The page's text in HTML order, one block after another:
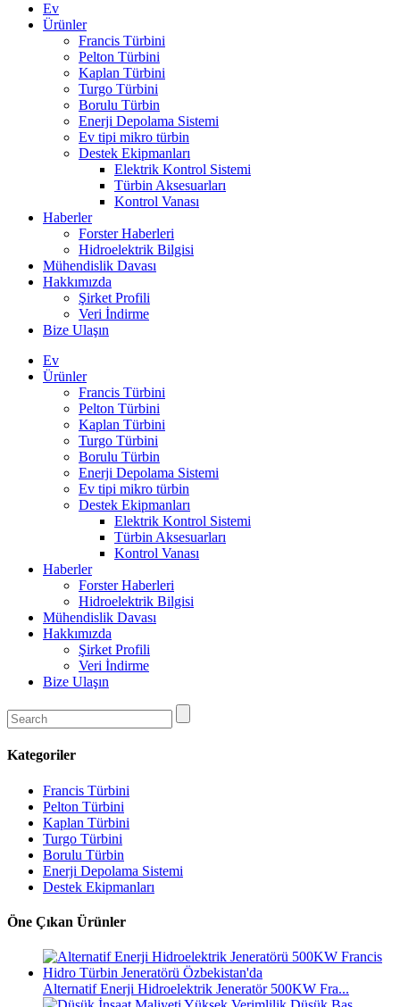
Ev
Ürünler
Francis Türbini
Pelton Türbini
Kaplan Türbini
Turgo Türbini
Borulu Türbin
Enerji Depolama Sistemi
Ev tipi mikro türbin
Destek Ekipmanları
Elektrik Kontrol Sistemi
Türbin Aksesuarları
Kontrol Vanası
Haberler
Forster Haberleri
Hidroelektrik Bilgisi
Mühendislik Davası
Hakkımızda
Şirket Profili
Veri İndirme
Bize Ulaşın
Ev
Ürünler
Francis Türbini
Pelton Türbini
Kaplan Türbini
Turgo Türbini
Borulu Türbin
Enerji Depolama Sistemi
Ev tipi mikro türbin
Destek Ekipmanları
Elektrik Kontrol Sistemi
Türbin Aksesuarları
Kontrol Vanası
Haberler
Forster Haberleri
Hidroelektrik Bilgisi
Mühendislik Davası
Hakkımızda
Şirket Profili
Veri İndirme
Bize Ulaşın
Kategoriler
Francis Türbini
Pelton Türbini
Kaplan Türbini
Turgo Türbini
Borulu Türbin
Enerji Depolama Sistemi
Destek Ekipmanları
Öne Çıkan Ürünler
Alternatif Enerji Hidroelektrik Jeneratör 500KW Fra...